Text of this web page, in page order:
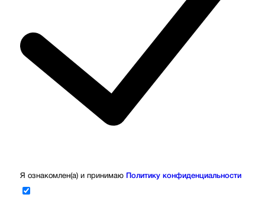
Я ознакомлен(а) и принимаю Политику конфиденциальности